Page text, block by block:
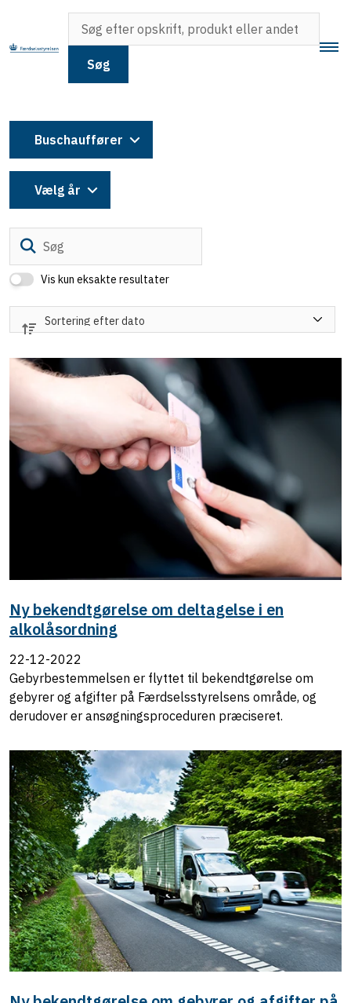
Søg
Vis kun eksakte resultater
Buschauffører
Vælg år
Ny bekendtgørelse om deltagelse i en
alkolåsordning
22-12-2022
Gebyrbestemmelsen er flyttet til bekendtgørelse om
gebyrer og afgifter på Færdselsstyrelsens område, og
derudover er ansøgningsproceduren præciseret.